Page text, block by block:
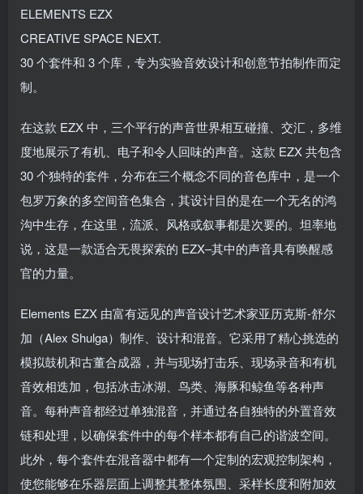
ELEMENTS EZX
CREATIVE SPACE NEXT.
30 个套件和 3 个库，专为实验音效设计和创意节拍制作而定
制。
在这款 EZX 中，三个平行的声音世界相互碰撞、交汇，多维
度地展示了有机、电子和令人回味的声音。这款 EZX 共包含
30 个独特的套件，分布在三个概念不同的音色库中，是一个
包罗万象的多空间音色集合，其设计目的是在一个无名的鸿
沟中生存，在这里，流派、风格或叙事都是次要的。坦率地
说，这是一款适合无畏探索的 EZX–其中的声音具有唤醒感
官的力量。
Elements EZX 由富有远见的声音设计艺术家亚历克斯-舒尔
加（Alex Shulga）制作、设计和混音。它采用了精心挑选的
模拟鼓机和古董合成器，并与现场打击乐、现场录音和有机
音效相迭加，包括冰击冰湖、鸟类、海豚和鲸鱼等各种声
音。每种声音都经过单独混音，并通过各自独特的外置音效
链和处理，以确保套件中的每个样本都有自己的谐波空间。
此外，每个套件在混音器中都有一个定制的宏观控制架构，
使您能够在乐器层面上调整其整体氛围、采样长度和附加效